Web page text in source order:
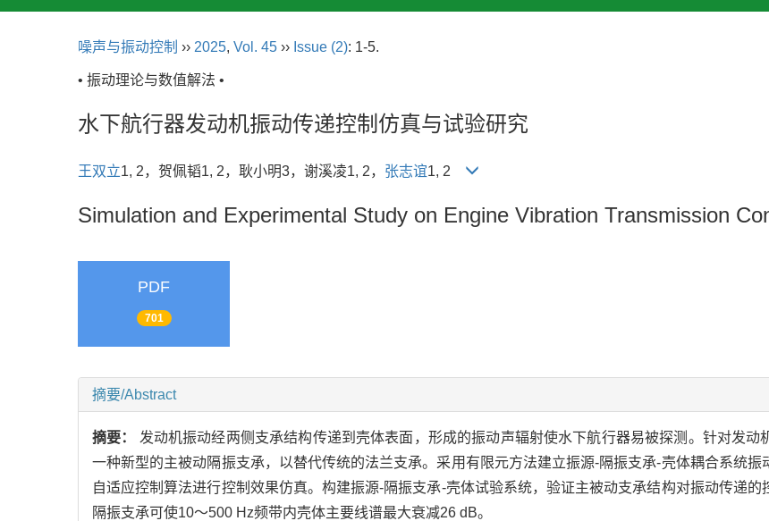
噪声与振动控制 ›› 2025, Vol. 45 ›› Issue (2): 1-5.
• 振动理论与数值解法 •
水下航行器发动机振动传递控制仿真与试验研究
王双立1, 2，贺佩韬1, 2，耿小明3，谢溪凌1, 2， 张志谊1, 2
Simulation and Experimental Study on Engine Vibration Transmission
PDF
701
摘要/Abstract
摘要： 发动机振动经两侧支承结构传递到壳体表面，形成的振动声辐射使水下航行器易被探测。针对发
一种新型的主被动隔振支承，以替代传统的法兰支承。采用有限元方法建立振源-隔振支承-壳体耦合系统
自适应控制算法进行控制效果仿真。构建振源-隔振支承-壳体试验系统，验证主被动支承结构对振动传递
隔振支承可使10～500 Hz频带内壳体主要线谱最大衰减26 dB。